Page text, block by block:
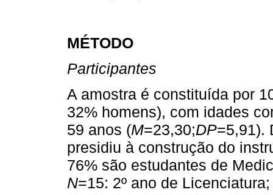
MÉTODO
Participantes
A amostra é constituída por
32% homens), com idades
59 anos (M=23,30;DP=5,91).
presidiu à construção do
76% são estudantes de
N=15: 2º ano de